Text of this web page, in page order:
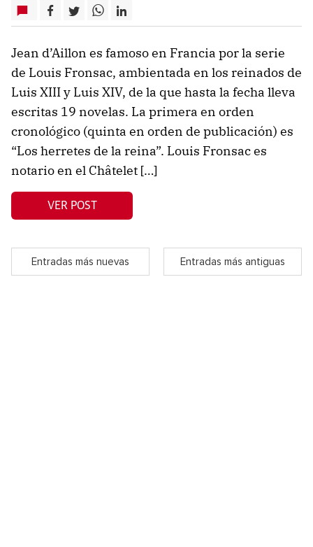
Jean d’Aillon es famoso en Francia por la serie
de Louis Fronsac, ambientada en los reinados de
Luis XIII y Luis XIV, de la que hasta la fecha lleva
escritas 19 novelas. La primera en orden
cronológico (quinta en orden de publicación) es
“Los herretes de la reina”. Louis Fronsac es
notario en el Châtelet […]
VER POST
Entradas más nuevas Entradas más antiguas